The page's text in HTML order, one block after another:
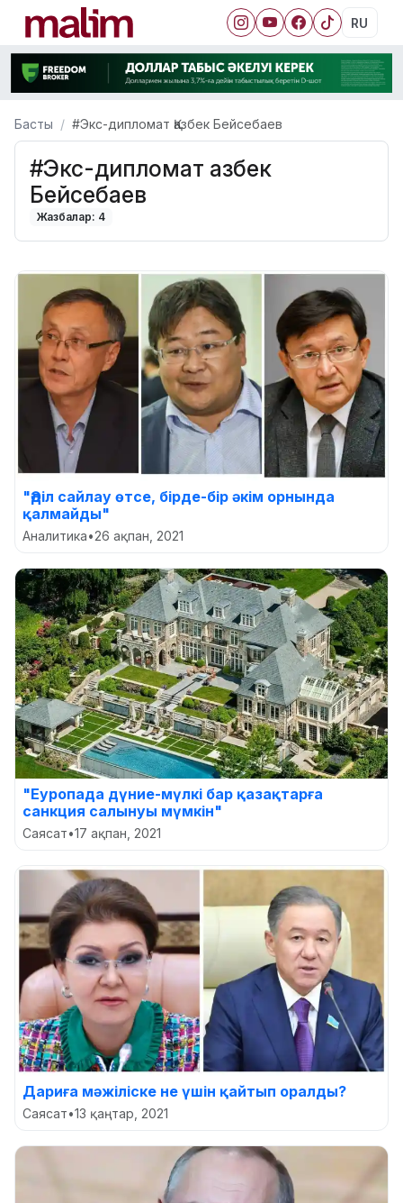
RU
Басты #Экс-дипломат Қазбек Бейсебаев
#Экс-дипломат Қазбек
Бейсебаев
Жазбалар: 4
"Әділ сайлау өтсе, бірде-бір әкім орнында
қалмайды"
Аналитика•26 ақпан, 2021
"Еуропада дүние-мүлкі бар қазақтарға
санкция салынуы мүмкін"
Саясат•17 ақпан, 2021
Дариға мәжіліске не үшін қайтып оралды?
Саясат•13 қаңтар, 2021